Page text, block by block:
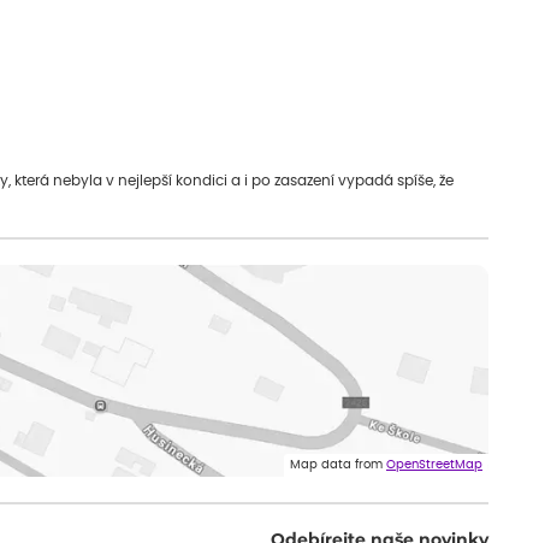
nebyla v nejlepší kondici a i po zasazení vypadá spíše, že
Map data from OpenStreetMap